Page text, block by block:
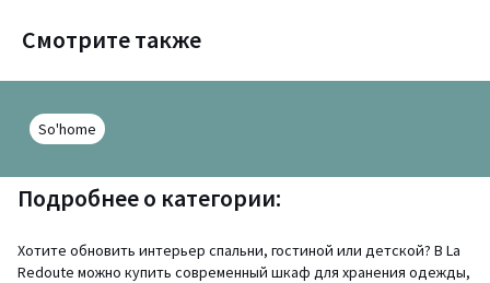
Смотрите также
So'home
Подробнее о категории:
Хотите обновить интерьер спальни, гостиной или детской? В La
Redoute можно купить современный шкаф для хранения одежды,